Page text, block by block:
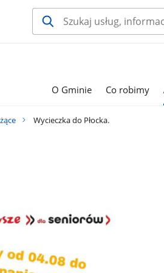
O Gminie Co robimy
Wycieczka do Płocka.